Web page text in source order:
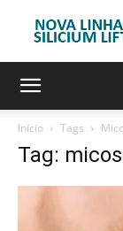
Início Tags
Tag: